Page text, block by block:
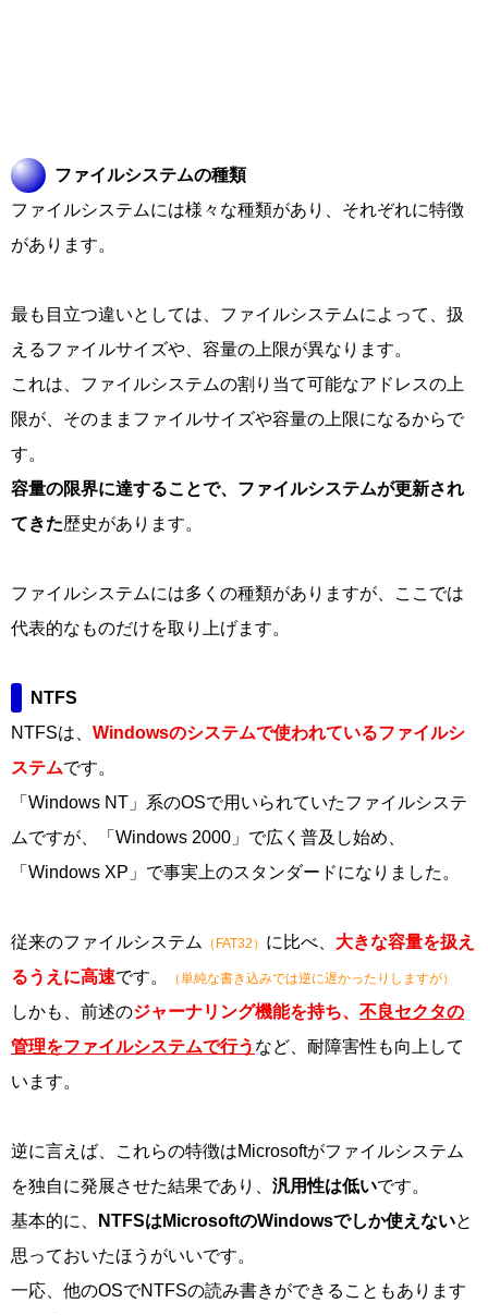
ファイルシステムの種類
ファイルシステムには様々な種類があり、それぞれに特徴
があります。
最も目立つ違いとしては、ファイルシステムによって、扱
えるファイルサイズや、容量の上限が異なります。
これは、ファイルシステムの割り当て可能なアドレスの上
限が、そのままファイルサイズや容量の上限になるからで
す。
容量の限界に達することで、ファイルシステムが更新され
てきた歴史があります。
ファイルシステムには多くの種類がありますが、ここでは
代表的なものだけを取り上げます。
NTFS
NTFSは、 Windowsのシステムで使われているファイルシ
ステムです。
「Windows NT」系のOSで用いられていたファイルシステ
ムですが、「Windows 2000」で広く普及し始め、
「Windows XP」で事実上のスタンダードになりました。
従来のファイルシステム （FAT32） に比べ、 大きな容量を扱え
るうえに高速です。 （単純な書き込みでは逆に遅かったりしますが）
しかも、前述のジャーナリング機能を持ち、 不良セクタの
管理をファイルシステムで行う など、耐障害性も向上して
います。
逆に言えば、これらの特徴はMicrosoftがファイルシステム
を独自に発展させた結果であり、 汎用性は低いです。
基本的に、
NTFSはMicrosoftのWindowsでしか使えないと
思っておいたほうがいいです。
一応、他のOSでNTFSの読み書きができることもあります